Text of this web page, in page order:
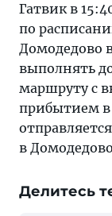
Гатвик в
по
Домодедово
выполнять
маршруту с
прибытием в
в
Делитесь